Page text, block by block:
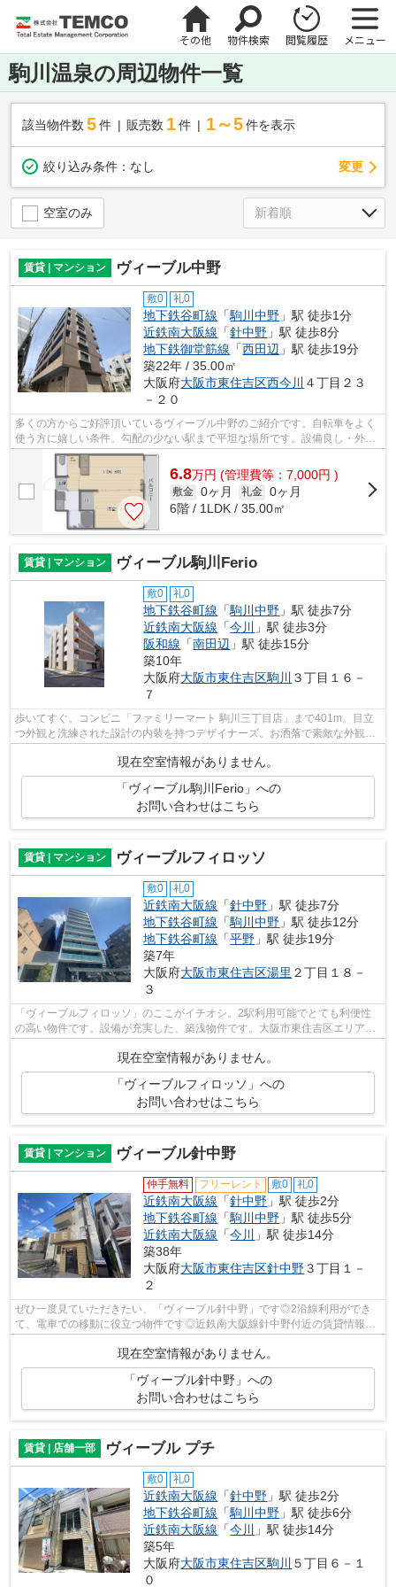
その他 物件検索 閲覧履歴 メニュー
駒川温泉の周辺物件一覧
該当物件数 5件 販売数 1 件 1～5 件を表示
絞り込み条件： なし 変更
空室のみ
賃貸 | マンション ヴィーブル中野
敷0 礼0
地下鉄谷町線 「駒川中野 」駅 徒歩1分
近鉄南大阪線 「針中野 」駅 徒歩8分
地下鉄御堂筋線 「西田辺 」駅 徒歩19分
築22年 / 35.00㎡
大阪府大阪市東住吉区西今川 ４丁目２３
－２０
多くの方からご好評頂いているヴィーブル中野のご紹介です。自転車をよく
使う方に嬉しい条件。勾配の少ない駅まで平坦な場所です。設備良し・外観
良しのイチオシの物件。駅まで徒歩1分...
6.8万円 (管理費等：7,000円 )
敷金 0ヶ月 礼金 0ヶ月
6階 / 1LDK / 35.00㎡
賃貸 | マンション ヴィーブル駒川Ferio
敷0 礼0
地下鉄谷町線 「駒川中野 」駅 徒歩7分
近鉄南大阪線 「今川 」駅 徒歩3分
阪和線 「南田辺 」駅 徒歩15分
築10年
大阪府大阪市東住吉区駒川 ３丁目１６－
７
歩いてすぐ。コンビニ「ファミリーマート 駒川三丁目店」まで401m。目立
つ外観と洗練された設計の内装を持つデザイナーズ。お洒落で素敵な外観タ
イル張りのマンションです。この物件は...
現在空室情報がありません。
「ヴィーブル駒川Ferio」への
お問い合わせはこちら
賃貸 | マンション ヴィーブルフィロッソ
敷0 礼0
近鉄南大阪線 「針中野 」駅 徒歩7分
地下鉄谷町線 「駒川中野 」駅 徒歩12分
地下鉄谷町線 「平野 」駅 徒歩19分
築7年
大阪府大阪市東住吉区湯里 ２丁目１８－
３
「ヴィーブルフィロッソ」のここがイチオシ。2駅利用可能でとても利便性
の高い物件です。設備が充実した、築浅物件です。大阪市東住吉区エリアに
現在空室情報がありません。
「ヴィーブルフィロッソ」への
お問い合わせはこちら
賃貸 | マンション ヴィーブル針中野
仲手無料 フリーレント 敷0 礼0
近鉄南大阪線 「針中野 」駅 徒歩2分
地下鉄谷町線 「駒川中野 」駅 徒歩5分
近鉄南大阪線 「今川
」駅 徒歩14分
築38年
大阪府大阪市東住吉区針中野３丁目１－
２
ぜひ一度見ていただきたい、「ヴィーブル針中野」です◎2沿線利用ができ
て、電車での移動に役立つ物件です◎近鉄南大阪線針中野付近の賃貸情報
を、当社スタッフが詳しくご紹介いたします...
現在空室情報がありません。
「ヴィーブル針中野」への
お問い合わせはこちら
賃貸 | 店舗一部 ヴィーブル プチ
敷0 礼0
近鉄南大阪線 「針中野 」駅 徒歩2分
地下鉄谷町線 「駒川中野 」駅 徒歩6分
近鉄南大阪線 「今川
」駅 徒歩14分
築5年
大阪府大阪市東住吉区駒川 ５丁目６－１
０